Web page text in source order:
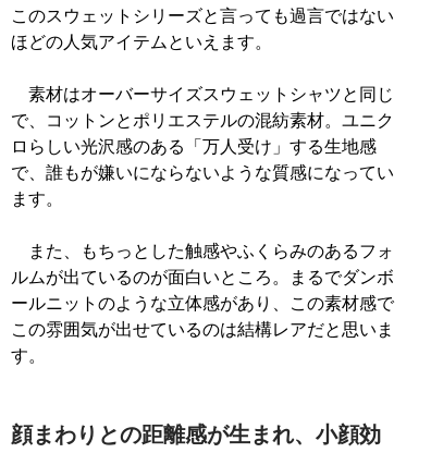
このスウェットシリーズと言っても過言ではない
ほどの人気アイテムといえます。
素材はオーバーサイズスウェットシャツと同じ
で、コットンとポリエステルの混紡素材。ユニク
ロらしい光沢感のある「万人受け」する生地感
で、誰もが嫌いにならないような質感になってい
ます。
また、もちっとした触感やふくらみのあるフォ
ルムが出ているのが面白いところ。まるでダンボ
ールニットのような立体感があり、この素材感で
この雰囲気が出せているのは結構レアだと思いま
す。
顔まわりとの距離感が生まれ、小顔効